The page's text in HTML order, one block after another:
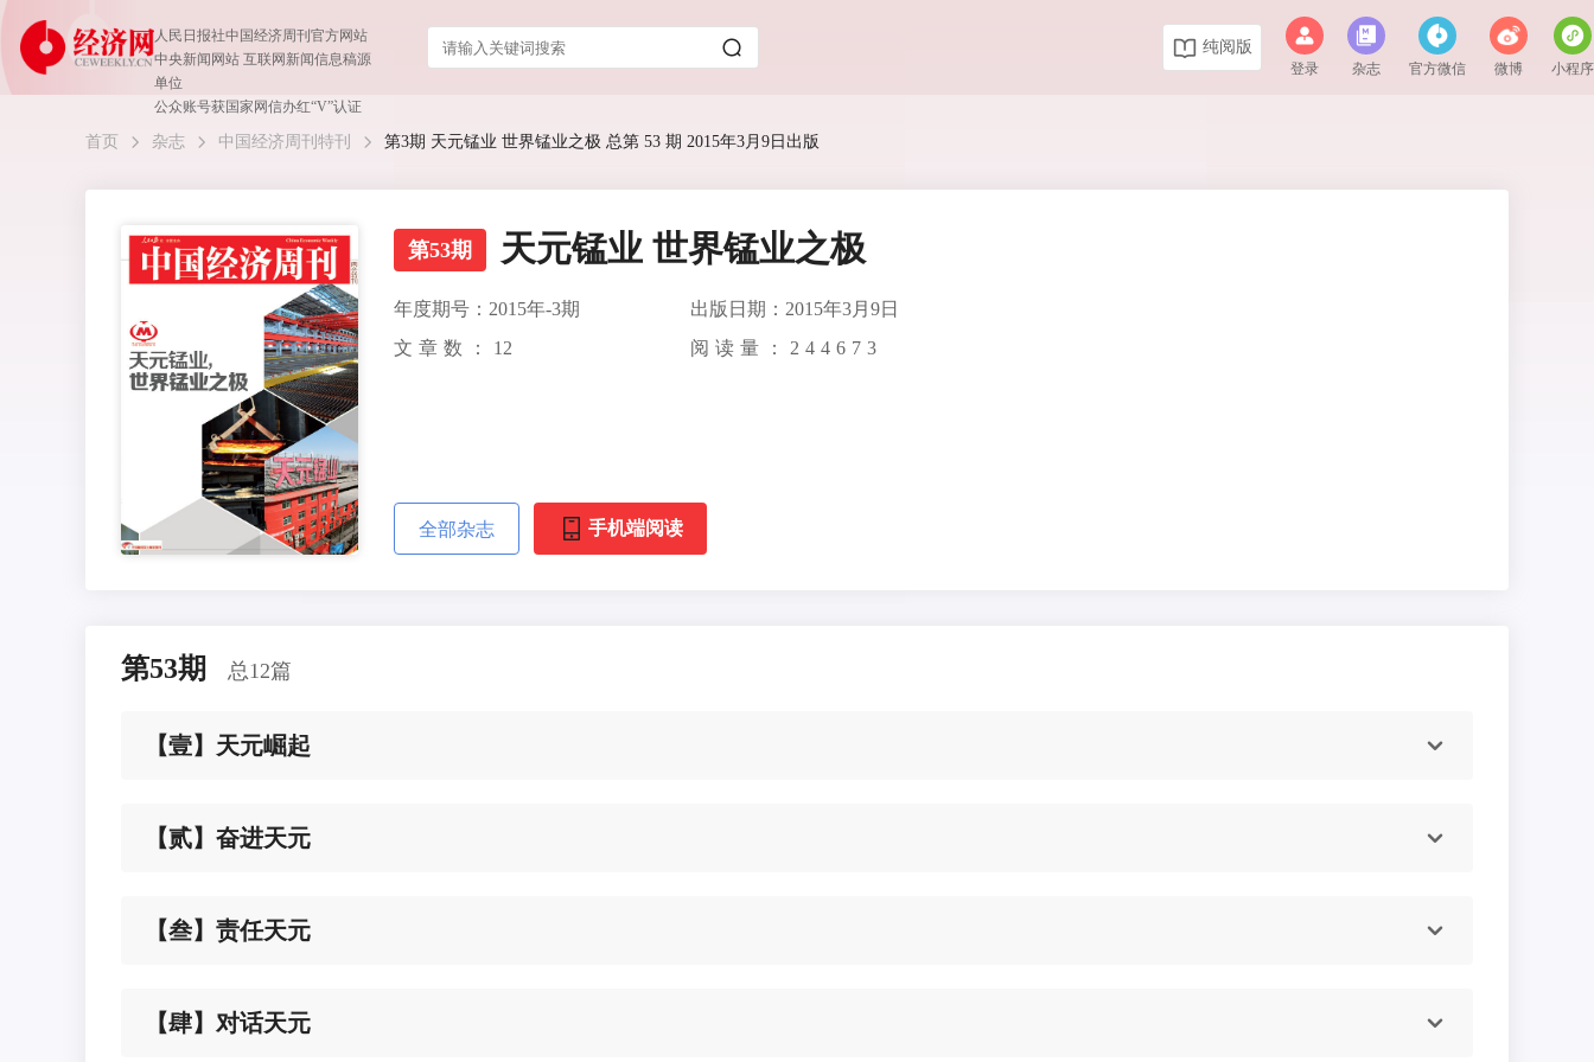
人民日报社中国经济周刊官方网站
中央新闻网站 互联网新闻信息稿源
单位
公众账号获国家网信办红“V”认证
纯阅版
登录 杂志 官方微信 微博 小程序
首页 杂志 中国经济周刊特刊 第3期 天元锰业 世界锰业之极 总第 53 期 2015年3月9日出版
第53期 天元锰业 世界锰业之极
年度期号：2015年-3期
出版日期：2015年3月9日
文章数： 12 阅读量： 244673
全部杂志 手机端阅读
第53期 总12篇
【壹】天元崛起
【贰】奋进天元
【叁】责任天元
【肆】对话天元